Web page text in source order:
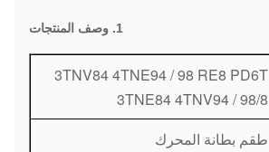
1. وصف المنتجات
3TNV84 4TNE94 / 98 RE8 PD6T
3TNE84 4TNV94 / 98/8
طقم بطانة المحرك